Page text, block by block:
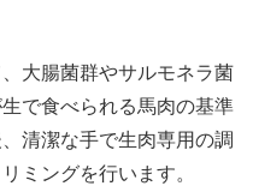
大腸菌群やサルモネラ菌
で食べられる馬肉の基準
清潔な手で生肉専用の調
ミングを行います。